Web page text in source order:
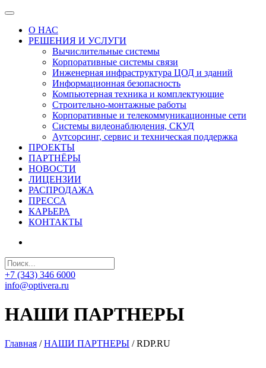
О НАС
РЕШЕНИЯ И УСЛУГИ
Вычислительные системы
Корпоративные системы связи
Инженерная инфраструктура ЦОД и зданий
Информационная безопасность
Компьютерная техника и комплектующие
Строительно-монтажные работы
Корпоративные и телекоммуникационные сети
Системы видеонаблюдения, СКУД
Аутсорсинг, сервис и техническая поддержка
ПРОЕКТЫ
ПАРТНЁРЫ
НОВОСТИ
ЛИЦЕНЗИИ
РАСПРОДАЖА
ПРЕССА
КАРЬЕРА
КОНТАКТЫ
+7 (343) 346 6000
info@optivera.ru
НАШИ ПАРТНЕРЫ
Главная / НАШИ ПАРТНЕРЫ / RDP.RU